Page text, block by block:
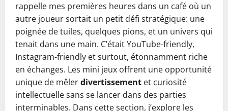
rappelle mes premières heures dans un café où un
autre joueur sortait un petit défi stratégique: une
poignée de tuiles, quelques pions, et un univers qui
tenait dans une main. C’était YouTube-friendly,
Instagram-friendly et surtout, étonnamment riche
en échanges. Les mini jeux offrent une opportunité
unique de mêlerdivertissement et curiosité
intellectuelle sans se lancer dans des parties
interminables. Dans cette section, j’explore les